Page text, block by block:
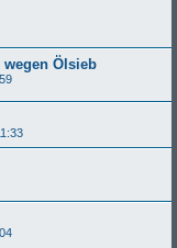
wegen Ölsieb